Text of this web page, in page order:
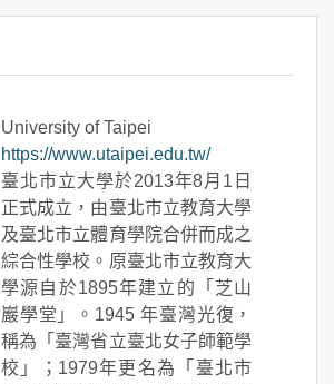
University of Taipei
https://www.utaipei.edu.tw/
臺北市立大學於2013年8月1日
正式成立，由臺北市立教育大學
及臺北市立體育學院合併而成之
綜合性學校。原臺北市立教育大
學源自於1895年建立的「芝山
巖學堂」。1945 年臺灣光復，
稱為「臺灣省立臺北女子師範學
校」；1979年更名為「臺北市